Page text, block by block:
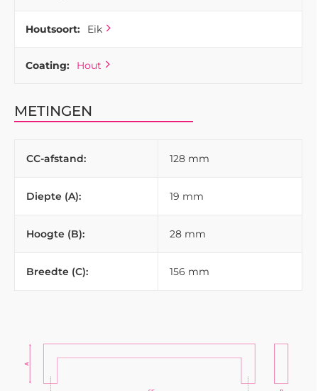
Houtsoort: Eik
Coating: Hout
METINGEN
CC-afstand: 128 mm
Diepte (A): 19 mm
Hoogte (B): 28 mm
Breedte (C): 156 mm